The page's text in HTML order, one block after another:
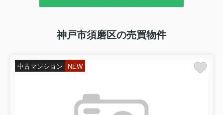
神戸市須磨区の売買物件
中古マンション NEW